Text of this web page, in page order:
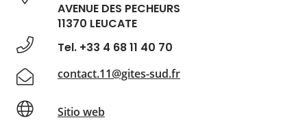
AVENUE DES PECHEURS
11370 LEUCATE
Tel. +33 4 68 11 40 70
contact.11@gites-sud.fr
Sitio web